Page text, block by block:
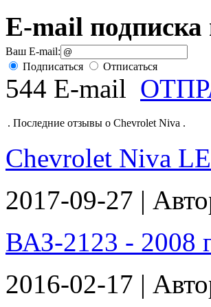
E-mail
Ваш E-mail:
Подписаться
Отписаться
544 E-mail
. Последние отзывы о Chevrolet Niva .
Chevrolet Niva
2017-09-27 |
ВАЗ-2123 - 2008
2016-02-17 |